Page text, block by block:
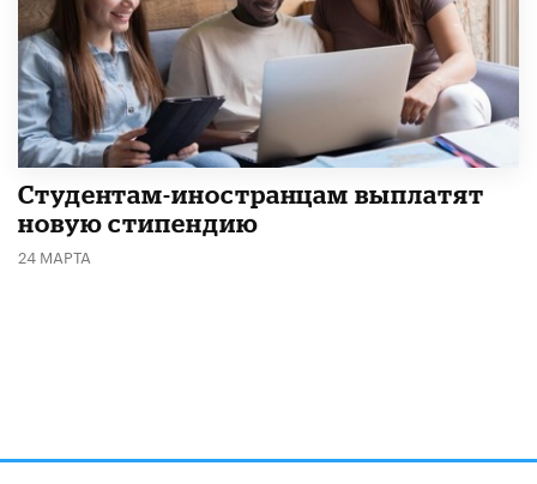
Студентам-иностранцам выплатят
новую стипендию
24 МАРТА